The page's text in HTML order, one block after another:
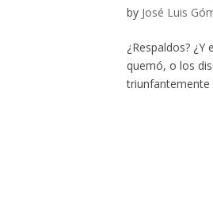
by José Luis
¿Respaldos?
quemó, o los
triunfantemente